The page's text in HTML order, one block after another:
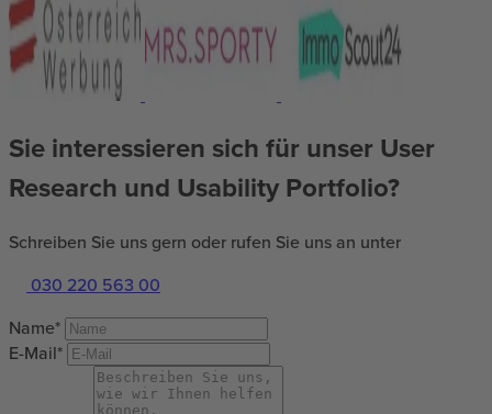
Sie interessieren sich für unser User
Research und Usability Portfolio?
Schreiben Sie uns gern oder rufen Sie uns an unter
030 220 563 00
Name*
E-Mail*